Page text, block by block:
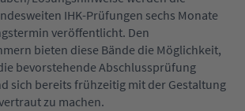
IHK-Prüfungen sechs Monate
veröffentlicht. Den
bieten diese Bände die Möglichkeit,
bevorstehende Abschlussprüfung
sich bereits frühzeitig mit der Gestaltung
zu machen.